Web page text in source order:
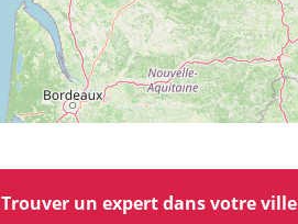
Trouver un expert dans votre ville